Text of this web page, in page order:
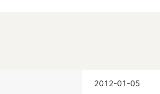
2012-01-05